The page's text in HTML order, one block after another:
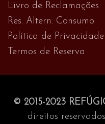
Livro de Reclamações
Res. Altern. Consumo
Política de Privacidade
Termos de Reserva
© 2015-2023
direitos